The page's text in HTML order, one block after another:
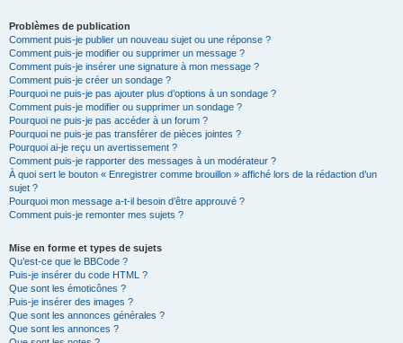
Problèmes de publication
Comment puis-je publier un nouveau sujet ou une réponse ?
Comment puis-je modifier ou supprimer un message ?
Comment puis-je insérer une signature à mon message ?
Comment puis-je créer un sondage ?
Pourquoi ne puis-je pas ajouter plus d’options à un sondage ?
Comment puis-je modifier ou supprimer un sondage ?
Pourquoi ne puis-je pas accéder à un forum ?
Pourquoi ne puis-je pas transférer de pièces jointes ?
Pourquoi ai-je reçu un avertissement ?
Comment puis-je rapporter des messages à un modérateur ?
À quoi sert le bouton « Enregistrer comme brouillon » affiché lors de la rédaction d’un
sujet ?
Pourquoi mon message a-t-il besoin d’être approuvé ?
Comment puis-je remonter mes sujets ?
Mise en forme et types de sujets
Qu’est-ce que le BBCode ?
Puis-je insérer du code HTML ?
Que sont les émoticônes ?
Puis-je insérer des images ?
Que sont les annonces générales ?
Que sont les annonces ?